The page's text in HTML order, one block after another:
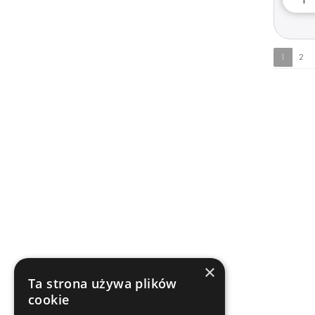
1 2
×
Ta strona używa plików
cookie